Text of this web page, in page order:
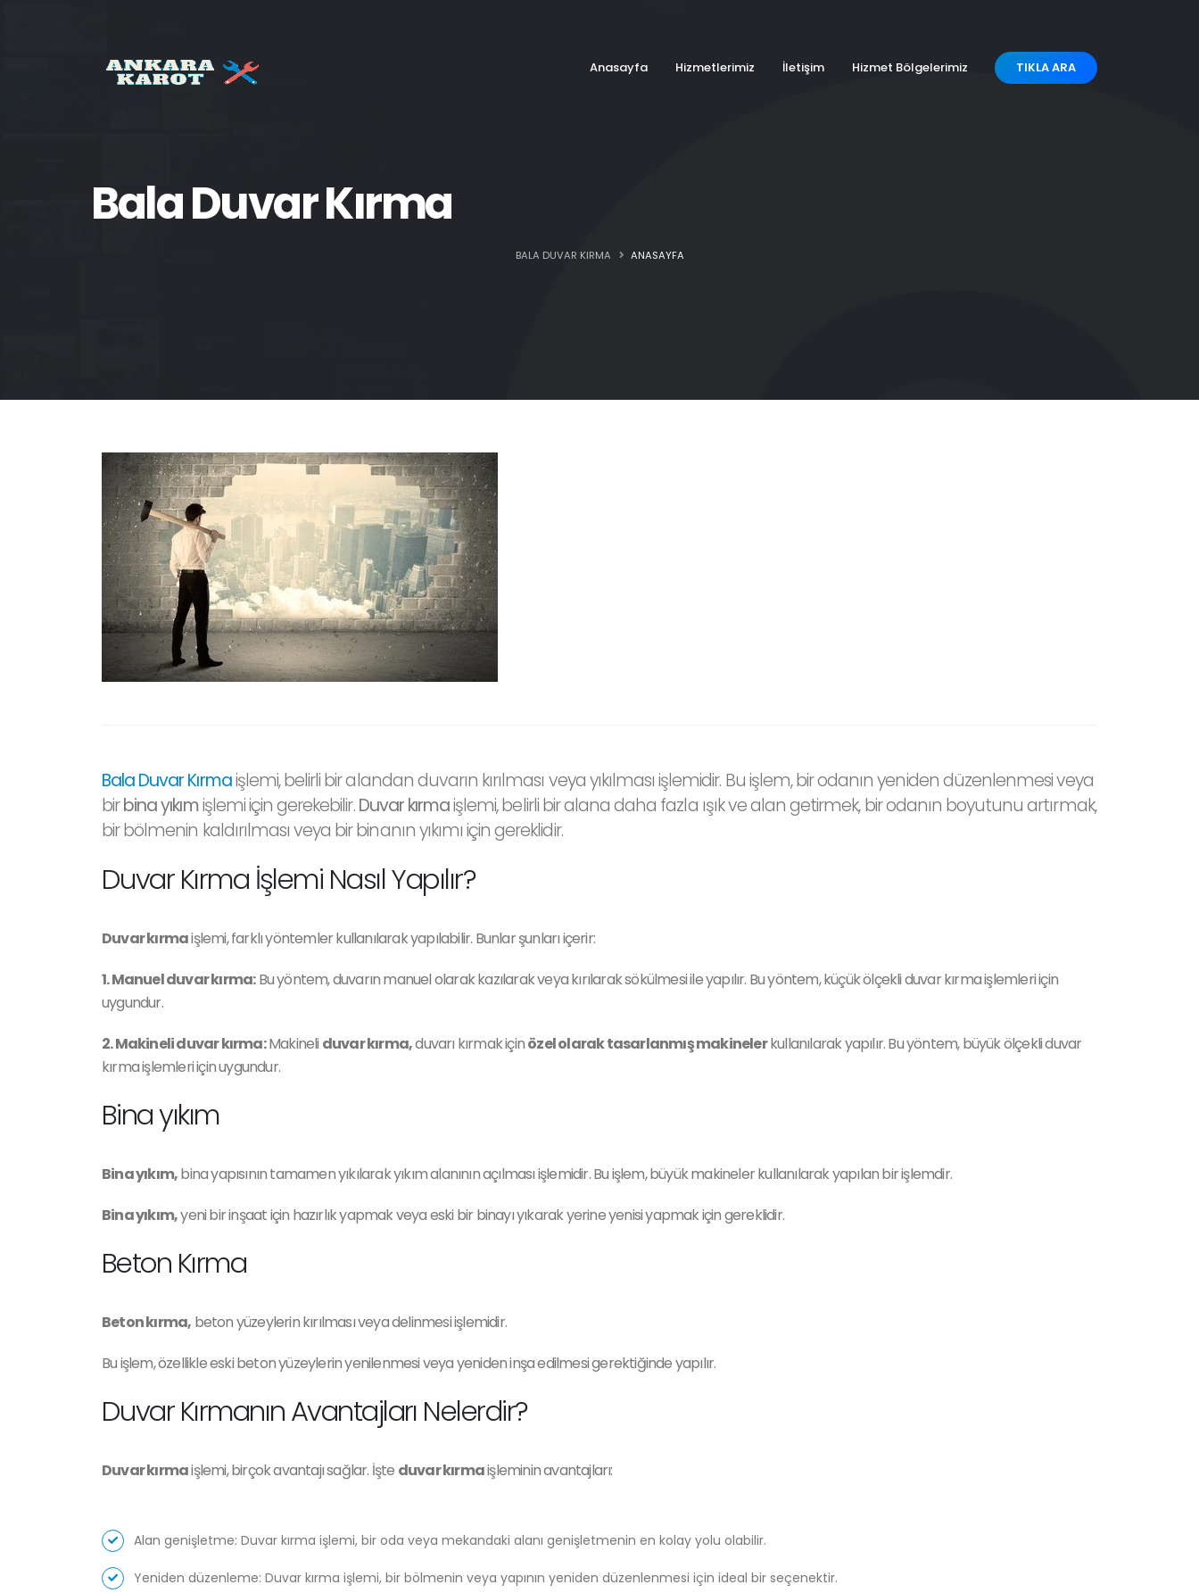
Anasayfa Hizmetlerimiz İletişim Hizmet Bölgelerimiz TIKLA ARA
Bala Duvar Kırma
BALA DUVAR KIRMA ANASAYFA
Bala Duvar Kırmaişlemi, belirli bir alandan duvarın kırılması veya yıkılması işlemidir. Bu işlem, bir odanın yeniden düzenlenmesi veya
birbina yıkımişlemi için gerekebilir.Duvar kırmaişlemi, belirli bir alana daha fazla ışık ve alan getirmek, bir odanın boyutunu artırmak,
bir bölmenin kaldırılması veya bir binanın yıkımı için gereklidir.
Duvar Kırma İşlemi Nasıl Yapılır?
Duvar kırmaişlemi, farklı yöntemler kullanılarak yapılabilir. Bunlar şunları içerir:
1. Manuel duvar kırma:Bu yöntem, duvarın manuel olarak kazılarak veya kırılarak sökülmesi ile yapılır. Bu yöntem, küçük ölçekli duvar kırma işlemleri için
uygundur.
2. Makineli duvar kırma:Makineli duvar kırma,duvarı kırmak içinözel olarak tasarlanmış makinelerkullanılarak yapılır. Bu yöntem, büyük ölçekli duvar
kırma işlemleri için uygundur.
Bina yıkım
Bina yıkım,bina yapısının tamamen yıkılarak yıkım alanının açılması işlemidir. Bu işlem, büyük makineler kullanılarak yapılan bir işlemdir.
Bina yıkım,yeni bir inşaat için hazırlık yapmak veya eski bir binayı yıkarak yerine yenisi yapmak için gereklidir.
Beton Kırma
Beton kırma, beton yüzeylerin kırılması veya delinmesi işlemidir.
Bu işlem, özellikle eski beton yüzeylerin yenilenmesi veya yeniden inşa edilmesi gerektiğinde yapılır.
Duvar Kırmanın Avantajları Nelerdir?
Duvar kırmaişlemi, birçok avantajı sağlar. İşte duvar kırmaişleminin avantajları:
Alan genişletme: Duvar kırma işlemi, bir oda veya mekandaki alanı genişletmenin en kolay yolu olabilir.
Yeniden düzenleme: Duvar kırma işlemi, bir bölmenin veya yapının yeniden düzenlenmesi için ideal bir seçenektir.